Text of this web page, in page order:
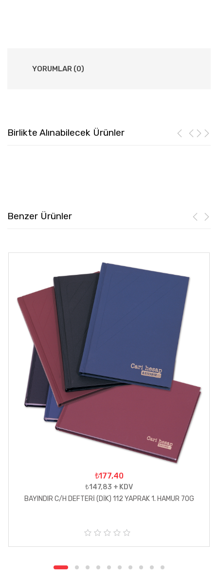
YORUMLAR (0)
Birlikte Alınabilecek Ürünler
Benzer Ürünler
₺177,40
₺147,83 + KDV
BAYINDIR C/H DEFTERİ (DİK) 112 YAPRAK 1. HAMUR 70G
e